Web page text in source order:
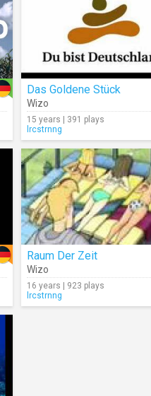
Das Goldene Stück
Wizo
15 years | 391 plays
lrcstrnng
Raum Der Zeit
Wizo
16 years | 923 plays
lrcstrnng